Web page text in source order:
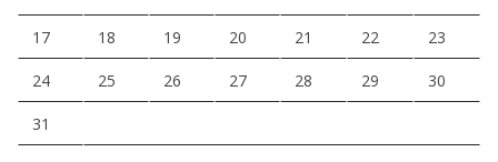
17 18 19 20 21 22 23
24 25 26 27 28 29 30
31